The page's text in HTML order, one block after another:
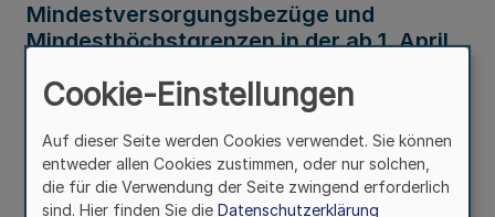
Mindestversorgungsbezüge und
Mindesthöchstgrenzen in der ab 1. April
Verwaltungsvorschrift
Cookie-Einstellungen
Auf dieser Seite werden Cookies verwendet. Sie können
entweder allen Cookies zustimmen, oder nur solchen,
die für die Verwendung der Seite zwingend erforderlich
sind. Hier finden Sie die Datenschutzerklärung